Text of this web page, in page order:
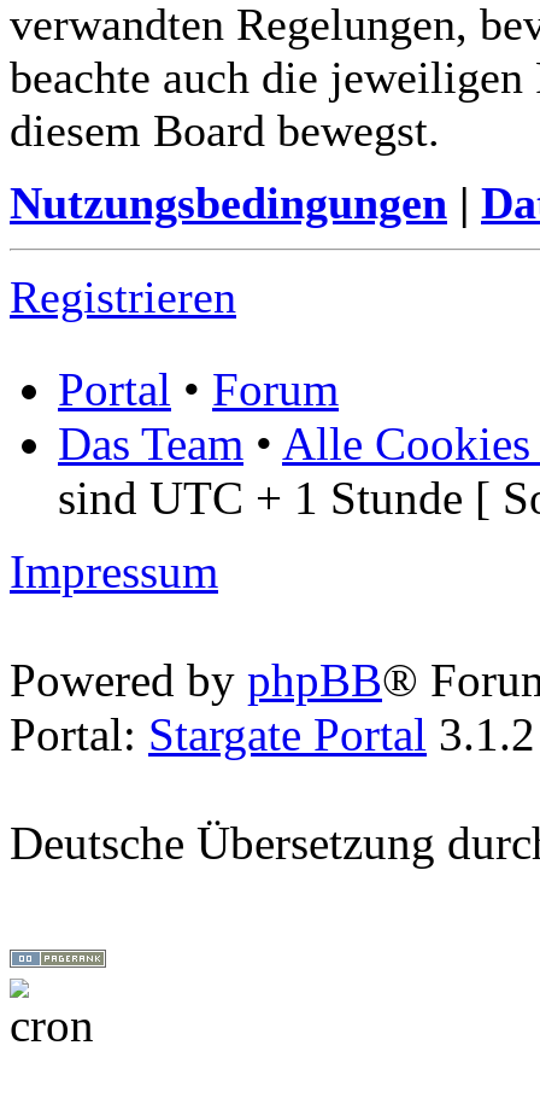
verwandten Regelungen,
beachte auch die
diesem Board bewegst.
Nutzungsbedingungen |
Registrieren
Portal • Forum
Das Team • Alle Cookies
sind UTC + 1 Stunde [
Impressum
Powered by phpBB®
Portal: Stargate Portal
Deutsche Übersetzung